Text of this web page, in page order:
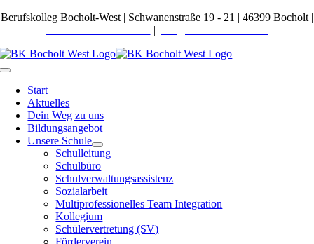
Zum
Berufskolleg Bocholt-West | Schwanenstraße 19 - 21 | 46399 Bocholt |
|
Toggle
Navigation
Start
Aktuelles
Dein Weg zu uns
Bildungsangebot
Unsere Schule
Schulleitung
Schulbüro
Schulverwaltungsassistenz
Sozialarbeit
Multiprofessionelles Team Integration
Kollegium
Schülervertretung (SV)
Förderverein